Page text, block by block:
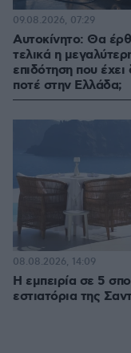
Αυτοκίνητο: Θα
τελικά η
επιδότηση που έχει
ποτέ στην Ελλάδα;
09.08.2026, 07:29
Η εμπειρία σε 5
εστιατόρια της
08.08.2026, 14:09